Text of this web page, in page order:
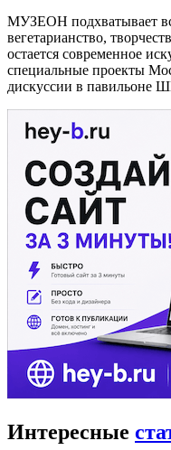
МУЗЕОН подхватывает
вегетарианство,
остается современное
специальные проекты
дискуссии в павильоне
Интересные